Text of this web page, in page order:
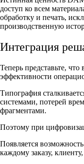
доступ ко всем
обработку и печать,
производственную
Интеграция
Теперь представьте,
эффективности
Типография
системами, потерей
фрагментами.
Поэтому при
Появляется
каждому заказу,